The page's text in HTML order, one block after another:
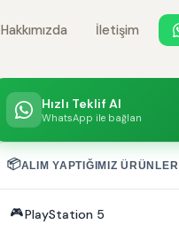
Hakkımızda İletişim
Hızlı Teklif Al
WhatsApp ile bağlan
📦ALIM YAPTIĞIMIZ ÜRÜNLER
🎮PlayStation 5